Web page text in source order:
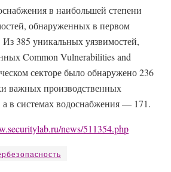
в наибольшей степени
обнаруженных в первом
385 уникальных уязвимостей,
Common Vulnerabilities and
секторе было обнаружено 236
важных производственных
в системах водоснабжения — 171.
news/511354.php